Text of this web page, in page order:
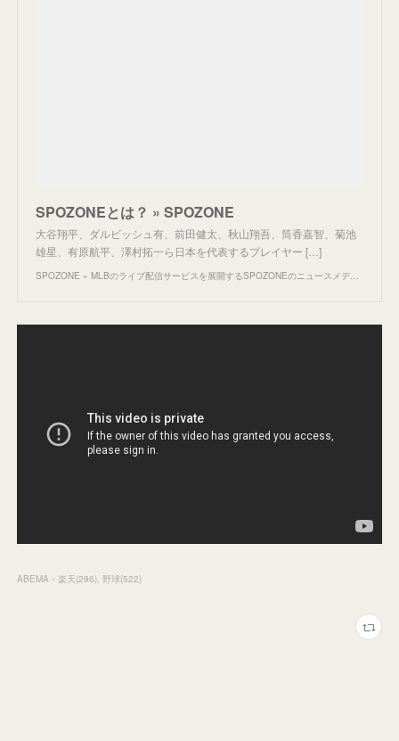
SPOZONEとは？ » SPOZONE
大谷翔平、ダルビッシュ有、前田健太、秋山翔吾、筒香嘉智、菊池
雄星、有原航平、澤村拓一ら日本を代表するプレイヤー […]
SPOZONE » MLBのライブ配信サービスを展開するSPOZONEのニュースメディアサイトです。MLB最新ニュースだけでなく欧州サッカーを中心としたサッカーニュースもお届けします。
ABEMA・楽天(296) 野球(522)